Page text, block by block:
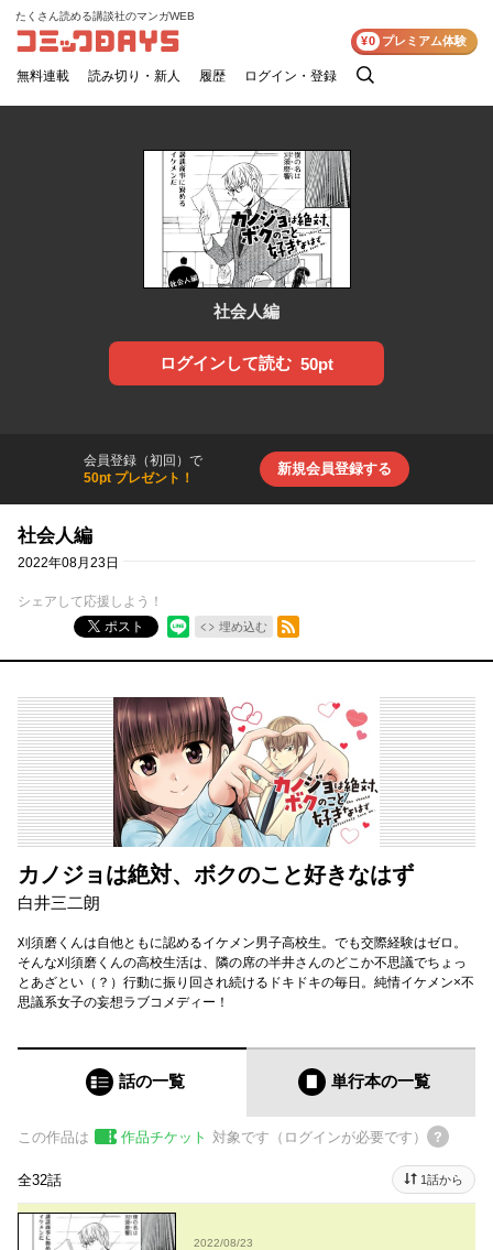
コミックDAYS
たくさん読める講談社のマンガWEB
無料連載 読み切り・新人 履歴 ログイン・登録
検
¥0 プレミアム体験
社会人編
ログインして読む 50pt
会員登録（初回）で
50pt プレゼント！
新規会員登録する
社会人編
2022年08月23日
シェアして応援しよう！
ポスト
埋め込む
RSSフィード
カノジョは絶対、ボクのこと好きなはず
白井三二朗
刈須磨くんは自他ともに認めるイケメン男子高校生。でも交際経験はゼロ。
そんな刈須磨くんの高校生活は、隣の席の半井さんのどこか不思議でちょっ
とあざとい（？）行動に振り回され続けるドキドキの毎日。純情イケメン×不
思議系女子の妄想ラブコメディー！
話の一覧 単行本の一覧
この作品は 作品チケット 対象です（ログインが必要です）
全32話 1話から
2022/08/23